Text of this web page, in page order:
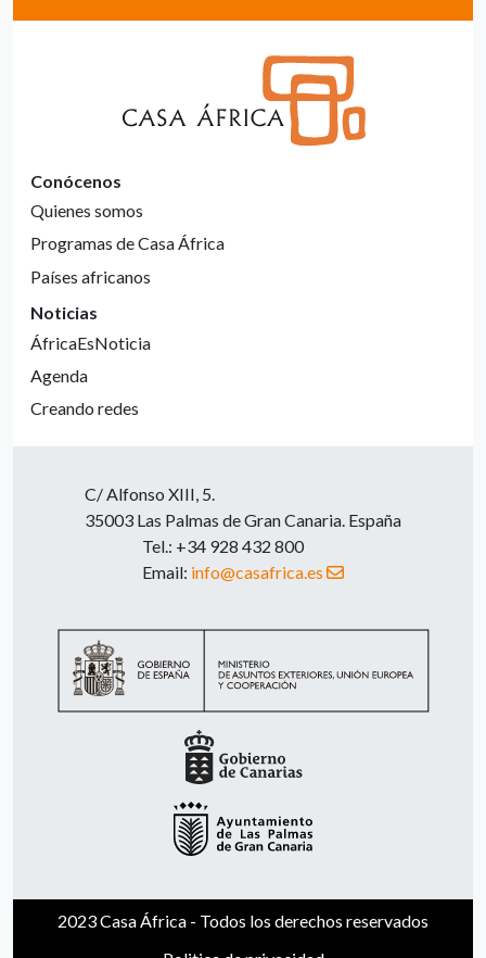
Conócenos
Quienes somos
Programas de Casa África
Países africanos
Noticias
ÁfricaEsNoticia
Agenda
Creando redes
C/ Alfonso XIII, 5.
35003 Las Palmas de Gran Canaria. España
Tel.: +34 928 432 800
Email: info@casafrica.es
2023 Casa África - Todos los derechos reservados